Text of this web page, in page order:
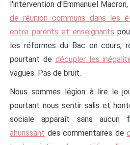
l'intervention d'Emmanuel Macron,
de réunion communs dans les
entre parents et enseignants
les réformes du Bac en cours,
pourtant de décupler les
vagues. Pas de bruit.
Nous sommes légion à lire le
pourtant nous sentir salis et
sociale apparaît sans
ahurissant des commentaires de